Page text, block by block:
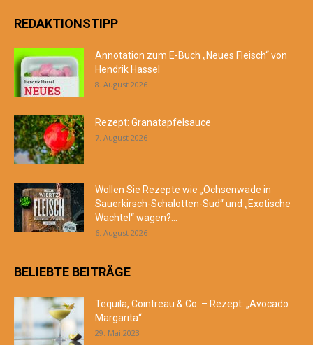
REDAKTIONSTIPP
Annotation zum E-Buch „Neues Fleisch“ von
Hendrik Hassel
8. August 2026
Rezept: Granatapfelsauce
7. August 2026
Wollen Sie Rezepte wie „Ochsenwade in
Sauerkirsch-Schalotten-Sud“ und „Exotische
Wachtel“ wagen?...
6. August 2026
BELIEBTE BEITRÄGE
Tequila, Cointreau & Co. – Rezept: „Avocado
Margarita“
29. Mai 2023